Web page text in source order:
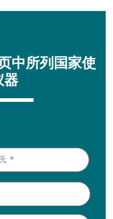
中所列国家使
器